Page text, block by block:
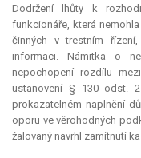
Dodržení lhůty k
funkcionáře, která
činných v trestním
informaci. Námitka o
nepochopení rozdílu
ustanovení § 130 odst.
prokazatelném naplnění
oporu ve věrohodných
žalovaný navrhl zamítnutí